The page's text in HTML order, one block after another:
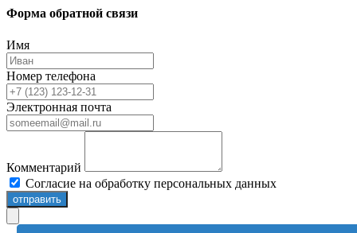
Форма обратной связи
Имя
Номер телефона
Электронная почта
Комментарий
Согласие на обработку персональных данных
отправить